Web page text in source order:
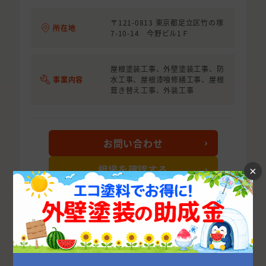
所在地
〒121-0813 東京都足立区竹の塚
7-10-14 今野ビル1Ｆ
事業内容
屋根塗装工事、外壁塗装工事、防
水工事、屋根漆喰修繕工事、屋根
葺き替え工事、外装工事
詳細を見る
お問い合わせ
相場を確認する
次の10件を表示する
×